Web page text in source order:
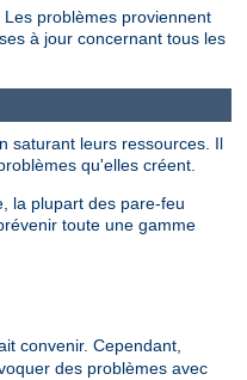
problèmes proviennent
à jour concernant tous les
saturant leurs ressources. Il
qu'elles créent.
la plupart des pare-feu
toute une gamme
convenir. Cependant,
des problèmes avec